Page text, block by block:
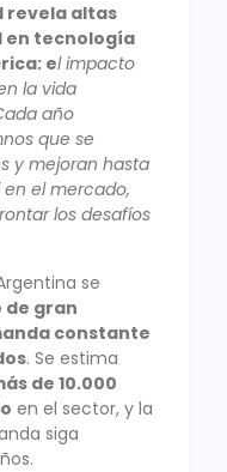
revela altas
en tecnología
el impacto
la vida
año
que se
y mejoran hasta
en el mercado,
los desafíos
se
gran
constante
. Se estima
de 10.000
en el sector, y la
siga